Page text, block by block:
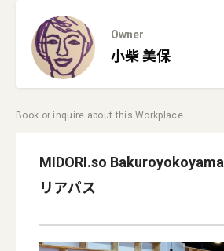
Owner
小柴美保
Book or inquire about this Workplace
MIDORI.so Bakuroyokoyama
リアパス